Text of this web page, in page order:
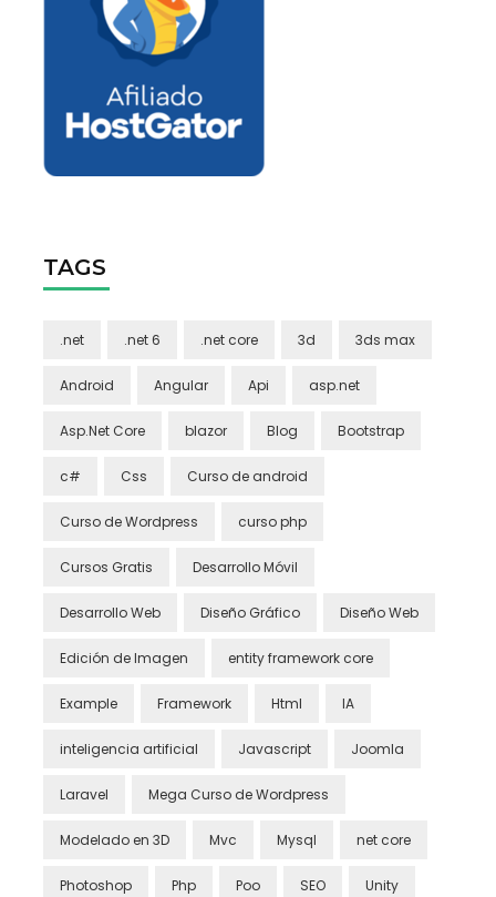
TAGS
.net .net 6 .net core 3d 3ds max
Android Angular Api asp.net
Asp.Net Core blazor Blog Bootstrap
c# Css Curso de android
Curso de Wordpress curso php
Cursos Gratis Desarrollo Móvil
Desarrollo Web Diseño Gráfico Diseño Web
Edición de Imagen entity framework core
Example Framework Html IA
inteligencia artificial Javascript Joomla
Laravel Mega Curso de Wordpress
Modelado en 3D Mvc Mysql net core
Photoshop Php Poo SEO Unity